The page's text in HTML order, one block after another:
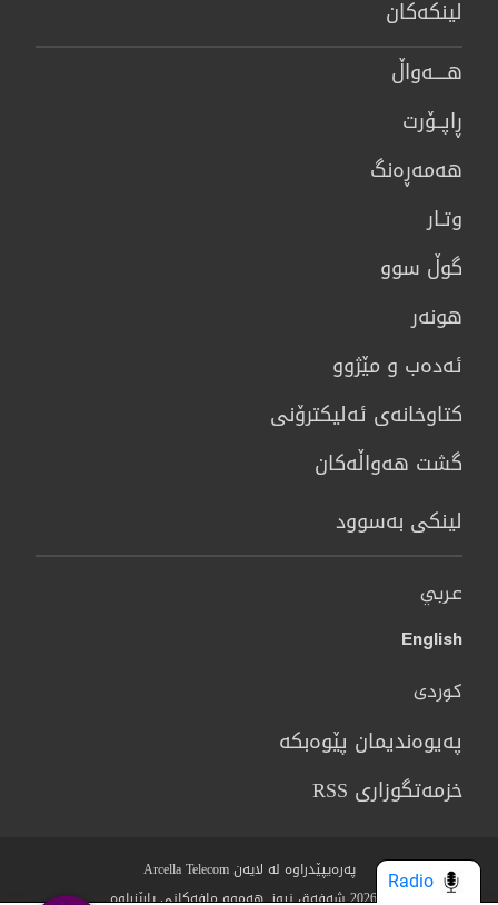
لینكەكان
هــــه‌واڵ
ڕاپــۆرت
هه‌مه‌ڕه‌نگ
وتـار
گوڵ سوو
هونه‌ر
ئەدەب و مێژوو
كتاوخانه‌ی ئه‌ليكترۆنی
گشت هەواڵەکان
لینکی بەسوود
عربي
English
کوردی
پەیوەندیمان پێوەبکە
خزمەتگوزاری RSS
پەرەیپێدراوە لە لایەن Arcella Telecom
Radio